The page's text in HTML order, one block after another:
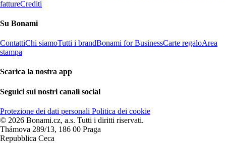
fattureCrediti
Su Bonami
ContattiChi siamoTutti i brandBonami for BusinessCarte regaloArea
stampa
Scarica la nostra app
Seguici sui nostri canali social
Protezione dei dati personali Politica dei cookie
© 2026 Bonami.cz, a.s. Tutti i diritti riservati.
Thámova 289/13, 186 00 Praga
Repubblica Ceca